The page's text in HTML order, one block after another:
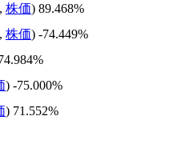
, 株価) 89.468%
, 株価) -74.449%
) -75.000%
) 71.552%